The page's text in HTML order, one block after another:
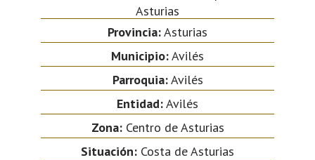
Asturias
Provincia:Asturias
Municipio:Avilés
Parroquia:Avilés
Entidad:Avilés
Zona:Centro de Asturias
Situación: Costa de Asturias